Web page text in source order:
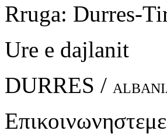
Rruga: Durres-
Ure e dajlanit
DURRES /